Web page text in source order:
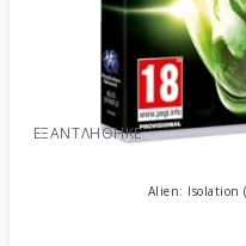
ΕΞΑΝΤΛΉΘΗΚΕ
Alien: Isolation